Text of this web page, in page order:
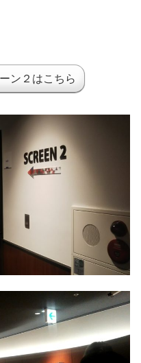
ン２はこちら